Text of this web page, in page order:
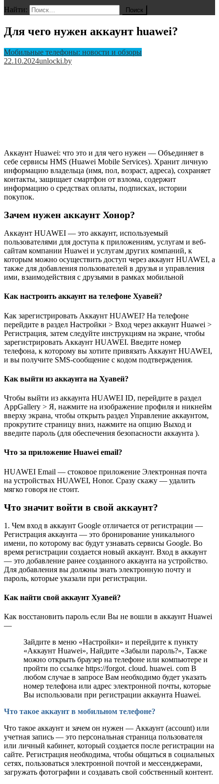
Найти:
Для чего нужен аккаунт huawei?
Мобильные телефоны: новости и обзоры
22.10.2024unlocki.by
Аккаунт Huawei: что это и для чего нужен — Объединяет в
себе сервисы HMS (Huawei Mobile Services). Хранит личную
информацию владельца (имя, пол, возраст, адреса), сохраняет
контакты, защищает смартфон от взлома, содержит
информацию о средствах оплаты, подписках, истории
покупок.
Зачем нужен аккаунт Хонор?
Аккаунт HUAWEI — это аккаунт, используемый
пользователями для доступа к приложениям, услугам и веб-
сайтам компании Huawei и услугам других компаний, к
которым можно осуществить доступ через аккаунт HUAWEI, а
также для добавления пользователей в друзья и управления
ими, взаимодействия с друзьями в рамках мобильной
Как настроить аккаунт на телефоне Хуавей?
Как зарегистрировать Аккаунт HUAWEI? На телефоне
перейдите в раздел Настройки > Вход через аккаунт Huawei >
Регистрация, затем следуйте инструкциям на экране, чтобы
зарегистрировать Аккаунт HUAWEI. Введите номер
телефона, к которому вы хотите привязать Аккаунт HUAWEI,
и вы получите SMS-сообщение с кодом подтверждения.
Как выйти из аккаунта на Хуавей?
Чтобы выйти из аккаунта HUAWEI ID, перейдите в раздел
AppGallery > Я, нажмите на изображение профиля и никнейм
вверху экрана, чтобы открыть раздел Управление аккаунтом,
прокрутите страницу вниз, нажмите на опцию Выход и
введите пароль (для обеспечения безопасности аккаунта ).
Что за приложение Huawei email?
HUAWEI Email — стоковое приложение Электронная почта
на устройствах HUAWEI, Honor. Сразу скажу — удалить
мягко говоря не стоит.
Что значит войти в свой аккаунт?
1. Чем вход в аккаунт Google отличается от регистрации —
Регистрация аккаунта — это бронирование уникального
имени, по которому вас будут узнавать сервисы Google. Во
время регистрации создается новый аккаунт. Вход в аккаунт
— это добавление ранее созданного аккаунта на устройство.
Для добавления вы должны знать электронную почту и
пароль, которые указали при регистрации.
Как найти свой аккаунт Хуавей?
Как восстановить пароль если Вы не вошли в аккаунт Huawei
—
Зайдите в меню «Настройки» и перейдите к пункту
«Аккаунт Huawei», Найдите «Забыли пароль?», Также
можно открыть браузер на телефоне или компьютере и
пройти по ссылке https://forgot. cloud. huawei. com В
любом случае в запросе Вам необходимо будет указать
номер телефона или адрес электронной почты, которые
Вы использовали при регистрации аккаунта Huawei.
Что такое аккаунт в мобильном телефоне?
Что такое аккаунт и зачем он нужен — Аккаунт (account) или
учетная запись — это персональная страница пользователя
или личный кабинет, который создается после регистрации на
сайте. Регистрация необходима, чтобы общаться в социальных
сетях, пользоваться электронной почтой и мессенджерами,
загружать фотографии и создавать свой собственный контент.